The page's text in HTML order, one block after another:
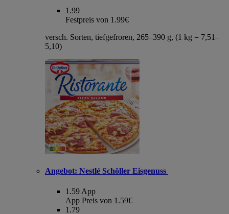
1.99
Festpreis von 1.99€
versch. Sorten, tiefgefroren, 265–390 g, (1 kg = 7,51–
5,10)
Angebot: Nestlé Schöller Eisgenuss
1.59 App
App Preis von 1.59€
1.79